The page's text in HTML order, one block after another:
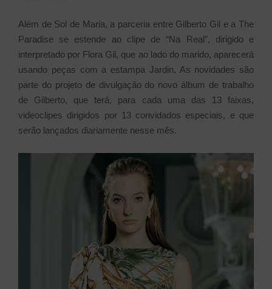
Além de Sol de Maria, a parceria entre Gilberto Gil e a The
Paradise se estende ao clipe de “Na Real”, dirigido e
interpretado por Flora Gil, que ao lado do marido, aparecerá
usando peças com a estampa Jardin. As novidades são
parte do projeto de divulgação do novo álbum de trabalho
de Gilberto, que terá, para cada uma das 13 faixas,
videoclipes dirigidos por 13 convidados especiais, e que
serão lançados diariamente nesse mês.